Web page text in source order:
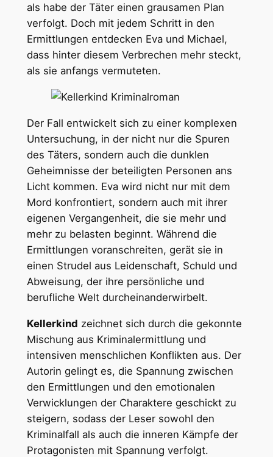
als habe der Täter einen grausamen Plan
verfolgt. Doch mit jedem Schritt in den
Ermittlungen entdecken Eva und Michael,
dass hinter diesem Verbrechen mehr steckt,
als sie anfangs vermuteten.
Der Fall entwickelt sich zu einer komplexen
Untersuchung, in der nicht nur die Spuren
des Täters, sondern auch die dunklen
Geheimnisse der beteiligten Personen ans
Licht kommen. Eva wird nicht nur mit dem
Mord konfrontiert, sondern auch mit ihrer
eigenen Vergangenheit, die sie mehr und
mehr zu belasten beginnt. Während die
Ermittlungen voranschreiten, gerät sie in
einen Strudel aus Leidenschaft, Schuld und
Abweisung, der ihre persönliche und
berufliche Welt durcheinanderwirbelt.
Kellerkind zeichnet sich durch die gekonnte
Mischung aus Kriminalermittlung und
intensiven menschlichen Konflikten aus. Der
Autorin gelingt es, die Spannung zwischen
den Ermittlungen und den emotionalen
Verwicklungen der Charaktere geschickt zu
steigern, sodass der Leser sowohl den
Kriminalfall als auch die inneren Kämpfe der
Protagonisten mit Spannung verfolgt.